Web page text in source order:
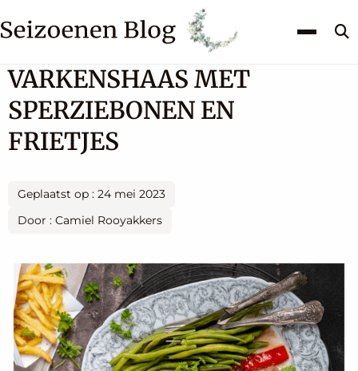
VARKENSHAAS MET
SPERZIEBONEN EN
FRIETJES
Geplaatst op : 24 mei 2023
Door : Camiel Rooyakkers